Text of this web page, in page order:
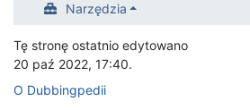
Narzędzia
Tę stronę ostatnio edytowano
20 paź 2022, 17:40.
O Dubbingpedii